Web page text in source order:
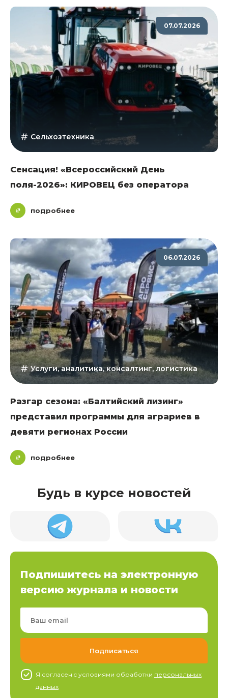
07.07.2026
Сельхозтехника
Сенсация! «Всероссийский День
поля-2026»: КИРОВЕЦ без оператора
подробнее
06.07.2026
Услуги, аналитика, консалтинг, логистика
Разгар сезона: «Балтийский лизинг»
представил программы для аграриев в
девяти регионах России
подробнее
Будь в курсе новостей
Подпишитесь на электронную
версию журнала и новости
Я согласен c условиями обработки персональных
данных